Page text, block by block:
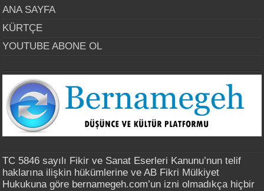
ANA SAYFA
KÜRTÇE
YOUTUBE ABONE OL
TC 5846 sayılı Fikir ve Sanat Eserleri Kanunu’nun telif
haklarına ilişkin hükümlerine ve AB Fikri Mülkiyet
Hukukuna göre bernamegeh.com’un izni olmadıkça hiçbir